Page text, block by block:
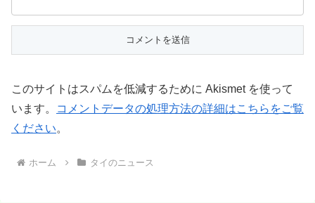
このサイトはスパムを低減するために Akismet を使って
います。
コメントデータの処理方法の詳細はこちらをご覧
ください。
ホーム タイのニュース